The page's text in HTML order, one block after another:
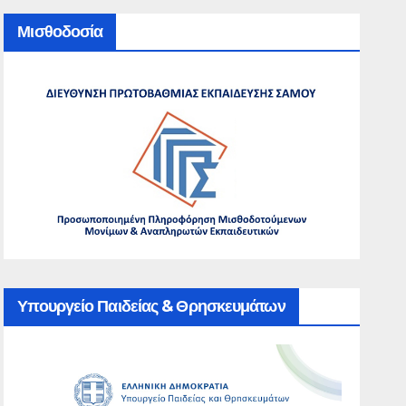
Μισθοδοσία
Υπουργείο Παιδείας & Θρησκευμάτων